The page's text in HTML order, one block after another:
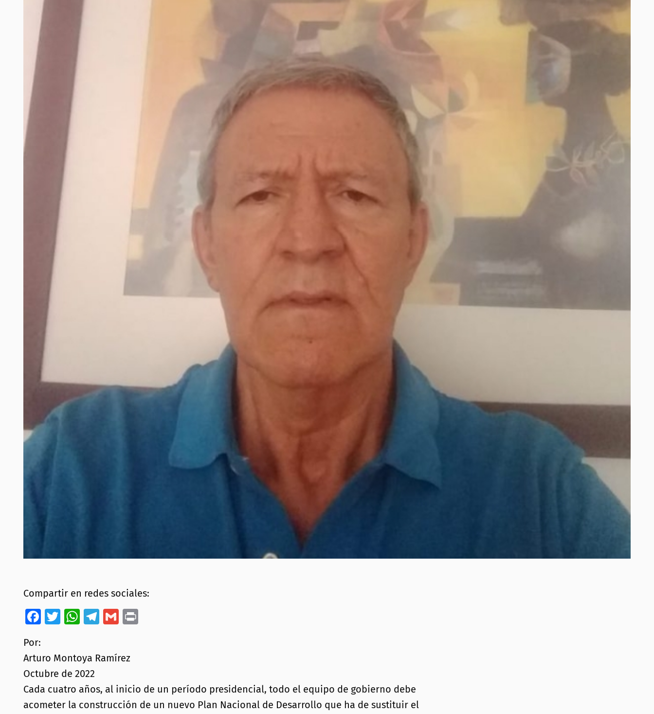
Compartir en redes sociales:
Facebook
Twitter
WhatsApp
Telegram
Gmail
Por:
Arturo Montoya Ramírez
Octubre de 2022
Cada cuatro años, al inicio de un período presidencial, todo el equipo de gobierno debe
acometer la construcción de un nuevo Plan Nacional de Desarrollo que ha de sustituir el